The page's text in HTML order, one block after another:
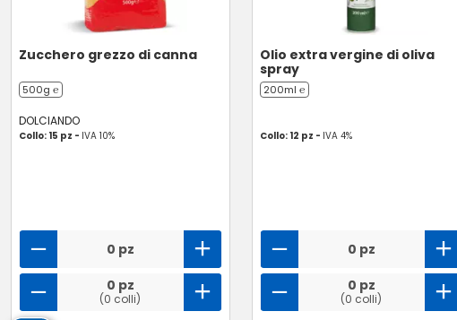
Zucchero grezzo di canna
500g ℮
DOLCIANDO
Collo: 15 pz - IVA 10%
0 pz
0 pz
(0 colli)
Olio extra vergine di oliva
spray
200ml ℮
Collo: 12 pz - IVA 4%
0 pz
0 pz
(0 colli)